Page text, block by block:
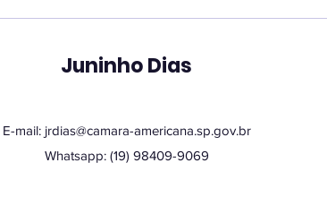
tecnologiaJuninho Dias
E-mail: jrdias@camara-americana.sp.gov.br
Whatsapp: (19) 98409-9069